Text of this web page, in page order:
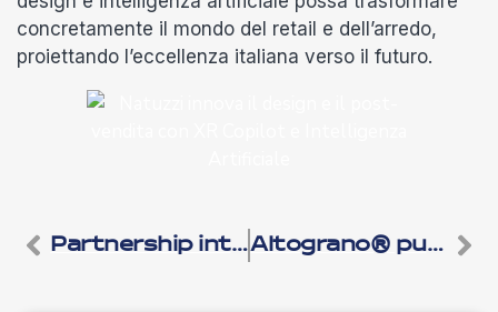
concretamente il mondo del retail e dell’arredo,
proiettando l’eccellenza italiana verso il futuro.
Partnership internazionale con Magic Leap Altograno® punta sull’IA generativa insieme a Microsoft ed Hevolus: